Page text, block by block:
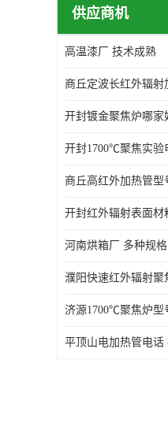
供应商机
高温漆厂 技术成熟
河南烘箱厂 多种规格